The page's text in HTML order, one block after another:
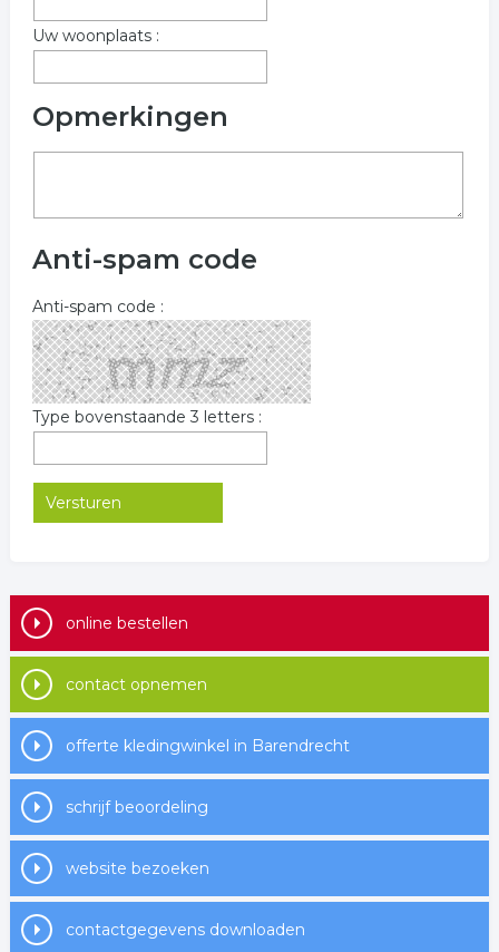
Uw woonplaats :
Opmerkingen
Anti-spam code
Anti-spam code :
Type bovenstaande 3 letters :
online bestellen
contact opnemen
offerte kledingwinkel in Barendrecht
schrijf beoordeling
website bezoeken
contactgegevens downloaden